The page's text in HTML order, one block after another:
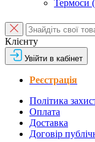
Термоси
Клієнту
Увійти в кабінет
Реєстрація
Політика
Оплата
Доставка
Договір